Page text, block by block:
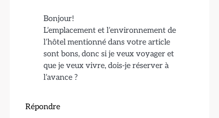
Bonjour!
L’emplacement et l’environnement de
l’hôtel mentionné dans votre article
sont bons, donc si je veux voyager et
que je veux vivre, dois-je réserver à
l’avance ?
Répondre